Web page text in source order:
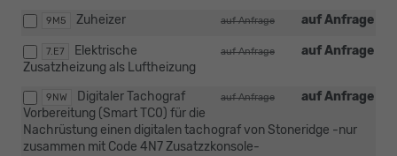
9M5 auf Anfrage
auf Anfrage
Zuheizer
7.E7 auf Anfrage
auf Anfrage
Elektrische
Zusatzheizung als Luftheizung
9NW auf Anfrage
auf Anfrage
Digitaler Tachograf
Vorbereitung (Smart TC0) für die
Nachrüstung einen digitalen tachograf von Stoneridge -nur
zusammen mit Code 4N7 Zusatzzkonsole-